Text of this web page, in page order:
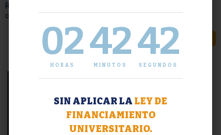
Readecuación del calendario académico
correspondiente al cierre del 1er cuatrimestre
LEER MÁS
02
HORAS
42
MINUTOS
43
SEGUNDOS
SIN APLICAR LA LEY DE
FINANCIAMIENTO
UNIVERSITARIO.